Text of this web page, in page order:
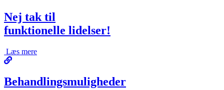
Nej tak til
funktionelle lidelser!
Læs mere
Behandlingsmuligheder